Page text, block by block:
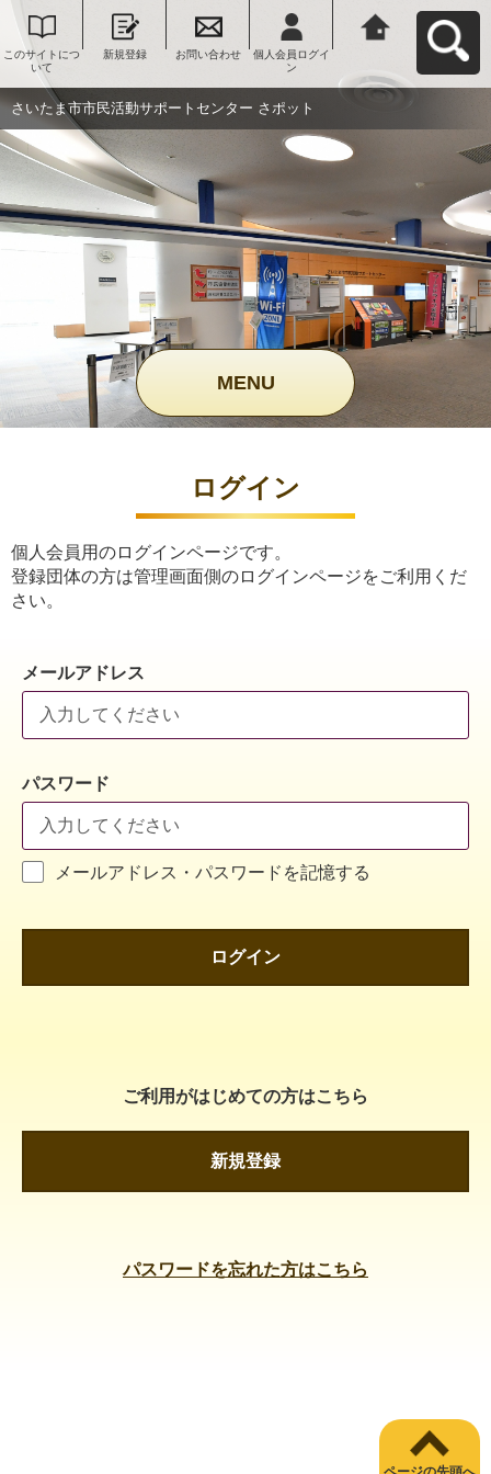
このサイトにつ
いて
新規登録 お問い合わせ
個人会員ログイ
ン
ンター さポット
へ戻る
さいたま市市民活動サポートセンター さポット
MENU
ログイン
個人会員用のログインページです。
登録団体の方は管理画面側のログインページをご利用くだ
さい。
メールアドレス
パスワード
メールアドレス・パスワードを記憶する
ログイン
ご利用がはじめての方はこちら
新規登録
パスワードを忘れた方はこちら